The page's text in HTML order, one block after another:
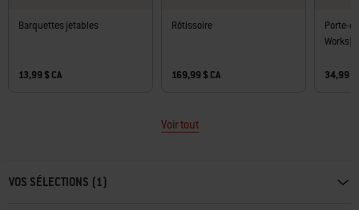
Barquettes jetables
13,99 $ CA
Rôtissoire
169,99 $ CA
Porte-
34,99 $
Voir tout
VOS SÉLECTIONS (1)